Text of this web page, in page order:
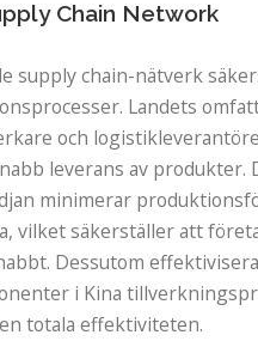
Chain Network
supply chain-nätverk
Landets
och
leverans av produkter.
minimerar
vilket säkerställer att
Dessutom
i Kina
totala effektiviteten.